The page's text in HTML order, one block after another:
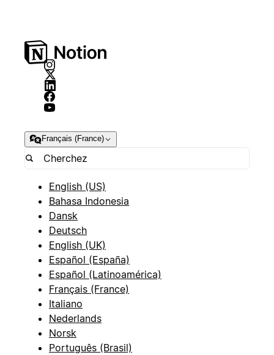
Français (France)
English (US)
Bahasa Indonesia
Dansk
Deutsch
English (UK)
Español (España)
Español (Latinoamérica)
Français (France)
Italiano
Nederlands
Norsk
Português (Brasil)